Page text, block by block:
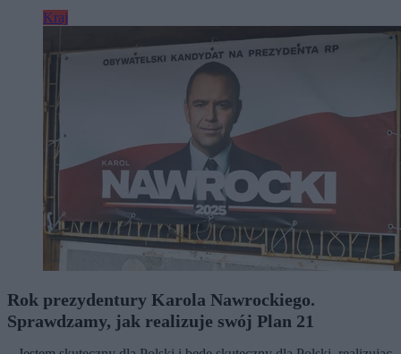
Kraj
Rok prezydentury Karola Nawrockiego.
Sprawdzamy, jak realizuje swój Plan 21